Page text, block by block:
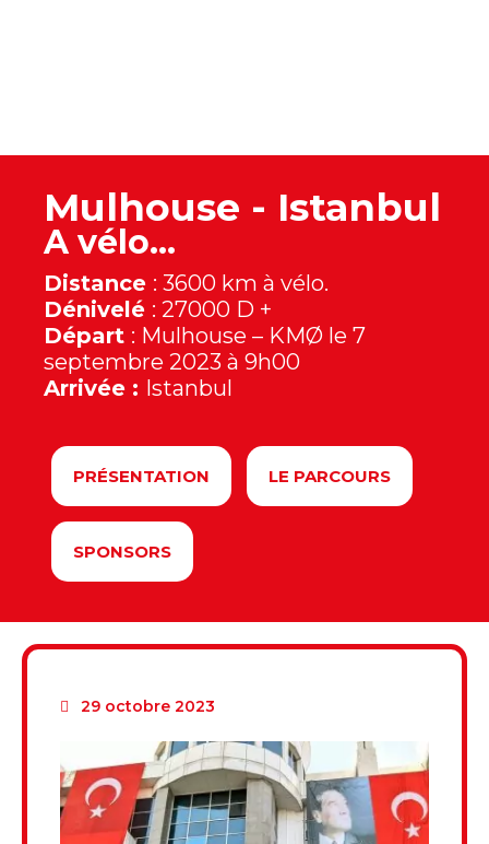
Mulhouse - Istanbul
A vélo...
Distance : 3600 km à vélo.
Dénivelé : 27000 D +
Départ : Mulhouse – KMØ le 7
septembre 2023 à 9h00
Arrivée : Istanbul
PRÉSENTATION LE PARCOURS
SPONSORS
29 octobre 2023